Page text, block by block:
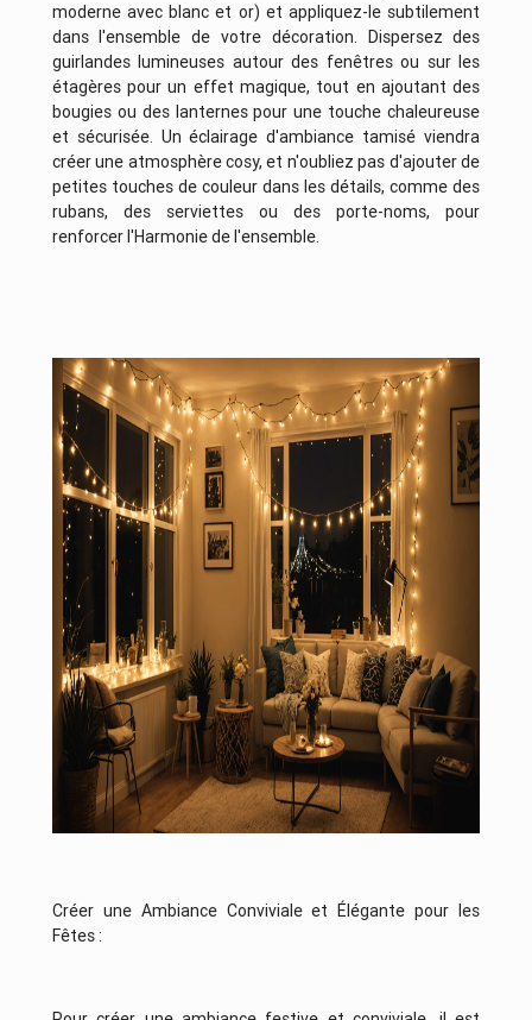
moderne avec blanc et or) et appliquez-le subtilement
dans l'ensemble de votre décoration. Dispersez des
guirlandes lumineuses autour des fenêtres ou sur les
étagères pour un effet magique, tout en ajoutant des
bougies ou des lanternes pour une touche chaleureuse
et sécurisée. Un éclairage d'ambiance tamisé viendra
créer une atmosphère cosy, et n'oubliez pas d'ajouter de
petites touches de couleur dans les détails, comme des
rubans, des serviettes ou des porte-noms, pour
renforcer l'Harmonie de l'ensemble.
Créer une Ambiance Conviviale et Élégante pour les
Fêtes :